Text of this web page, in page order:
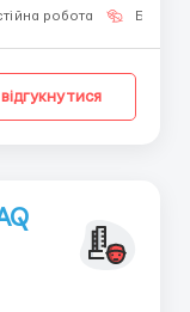
робота Без
відгукнутися